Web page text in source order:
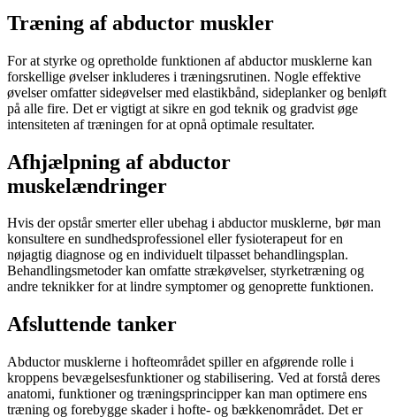
Træning af abductor muskler
For at styrke og opretholde funktionen af abductor musklerne kan
forskellige øvelser inkluderes i træningsrutinen. Nogle effektive
øvelser omfatter sideøvelser med elastikbånd, sideplanker og benløft
på alle fire. Det er vigtigt at sikre en god teknik og gradvist øge
intensiteten af træningen for at opnå optimale resultater.
Afhjælpning af abductor
muskelændringer
Hvis der opstår smerter eller ubehag i abductor musklerne, bør man
konsultere en sundhedsprofessionel eller fysioterapeut for en
nøjagtig diagnose og en individuelt tilpasset behandlingsplan.
Behandlingsmetoder kan omfatte strækøvelser, styrketræning og
andre teknikker for at lindre symptomer og genoprette funktionen.
Afsluttende tanker
Abductor musklerne i hofteområdet spiller en afgørende rolle i
kroppens bevægelsesfunktioner og stabilisering. Ved at forstå deres
anatomi, funktioner og træningsprincipper kan man optimere ens
træning og forebygge skader i hofte- og bækkenområdet. Det er